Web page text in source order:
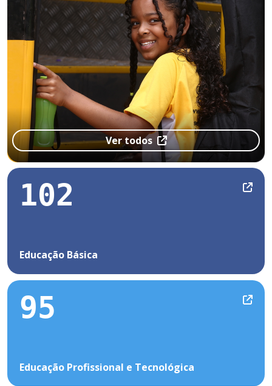
Ver todos
102
Educação Básica
95
Educação Profissional e Tecnológica